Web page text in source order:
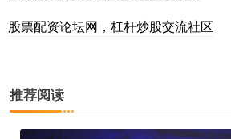
股票配资论坛网，杠杆炒股交流社区
推荐阅读